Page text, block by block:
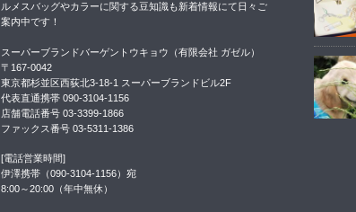
ルメスバッグやカラーに関する豆知識も新着情報にて日々ご
案内中です！
スーパーブランドバーゲントウキョウ（有限会社 ガゼル）
〒167-0042
東京都杉並区西荻北3-18-1 スーパーブランドビル2F
代表直通携帯 090-3104-1156
店舗電話番号 03-3399-1866
ファックス番号 03-5311-1386
[電話営業時間]
伊澤携帯（090-3104-1156）宛
8:00～20:00（年中無休）